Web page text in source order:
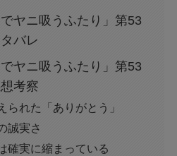
でヤニ吸うふたり」第53
バレ
でヤニ吸うふたり」第53
考察
られた「ありがとう」
誠実さ
確実に縮まっている